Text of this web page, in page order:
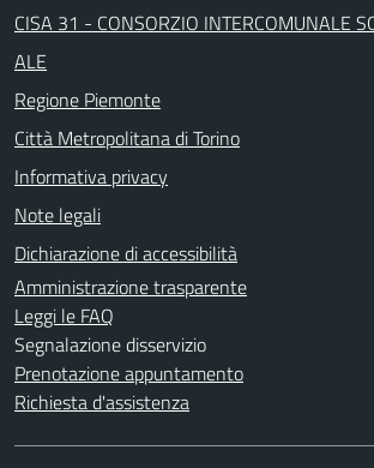
CISA 31 - CONSORZIO INTERCOMUNALE
ALE
Regione Piemonte
Città Metropolitana di Torino
Informativa privacy
Note legali
Dichiarazione di accessibilità
Amministrazione trasparente
Leggi le FAQ
Segnalazione disservizio
Prenotazione appuntamento
Richiesta d'assistenza